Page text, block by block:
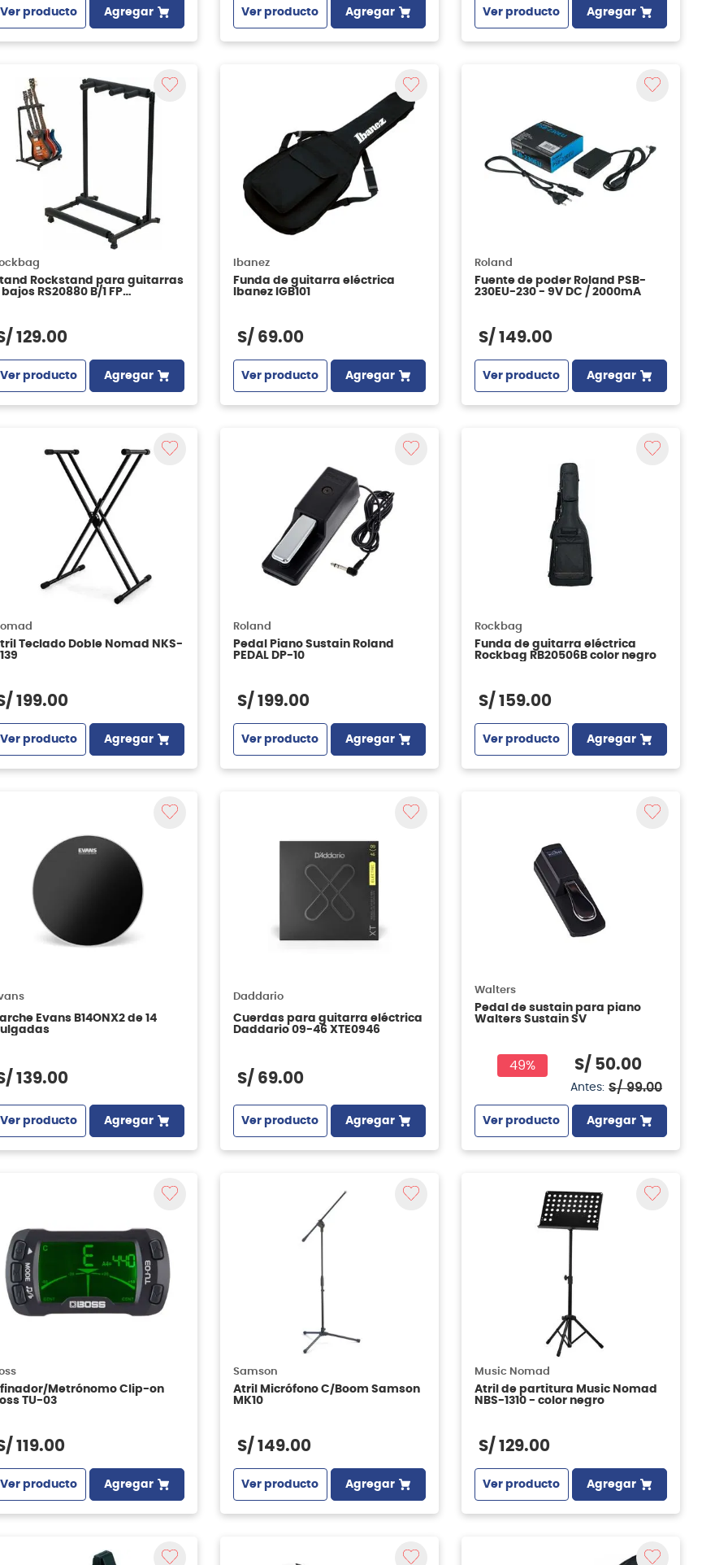
Ver producto Agregar Ver producto Agregar Ver producto Agregar
Rockstand para guitarras
bajos RS20880 B/1 FP
129.00
Ver producto Agregar
Ibanez
Funda de guitarra eléctrica
Ibanez IGB101
S/ 69.00
Ver producto Agregar
Roland
Fuente de poder Roland PSB-
230EU-230 - 9V DC / 2000mA
S/ 149.00
Ver producto Agregar
Teclado Doble Nomad NKS-
199.00
Ver producto Agregar
Roland
Pedal Piano Sustain Roland
PEDAL DP-10
S/ 199.00
Ver producto Agregar
Rockbag
Funda de guitarra eléctrica
Rockbag RB20506B color negro
S/ 159.00
Ver producto Agregar
Evans B14ONX2 de 14
139.00
Ver producto Agregar
Daddario
Cuerdas para guitarra eléctrica
Daddario 09-46 XTE0946
S/ 69.00
Ver producto Agregar
Walters
Pedal de sustain para piano
Walters Sustain SV
49% S/ 50.00
Antes: S/ 99.00
Ver producto Agregar
Metrónomo Clip-on
TU-03
119.00
Ver producto Agregar
Samson
Atril Micrófono C/Boom Samson
MK10
S/ 149.00
Ver producto Agregar
Music Nomad
Atril de partitura Music Nomad
NBS-1310 - color negro
S/ 129.00
Ver producto Agregar